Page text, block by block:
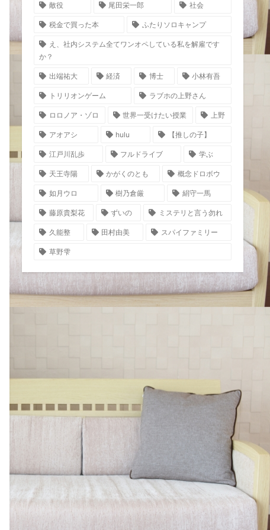
敵役 尾田栄一郎 社会
税金で買った本 ふたりソロキャンプ
え、社内システム全てワンオペしている私を解雇です
か？
出端祐大 経済 博士 小林有吾
トリリオンゲーム ラブホの上野さん
ロロノア・ゾロ 世界一受けたい授業 上野
アオアシ hulu 【推しの子】
江戸川乱歩 フルドライブ 学ぶ
天王寺陽 かがくのとも 概念ドロボウ
如月ウロ 樹乃倉厳 絹守一馬
藤原貴梨花 ずいの ミステリと言う勿れ
久能整 田村由美 スパイファミリー
草野雫